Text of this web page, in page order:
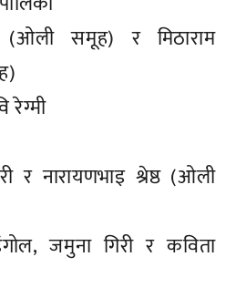
समूह) र मिठाराम
रेग्मी
र नारायणभाइ श्रेष्ठ (ओली
जमुना गिरी र कविता